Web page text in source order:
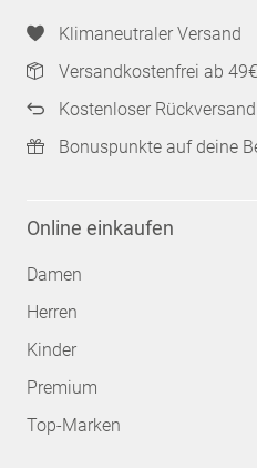
Klimaneutraler Versand
Versandkostenfrei ab
Kostenloser Rückversand
Bonuspunkte auf deine
Online einkaufen
Damen
Herren
Kinder
Premium
Top-Marken